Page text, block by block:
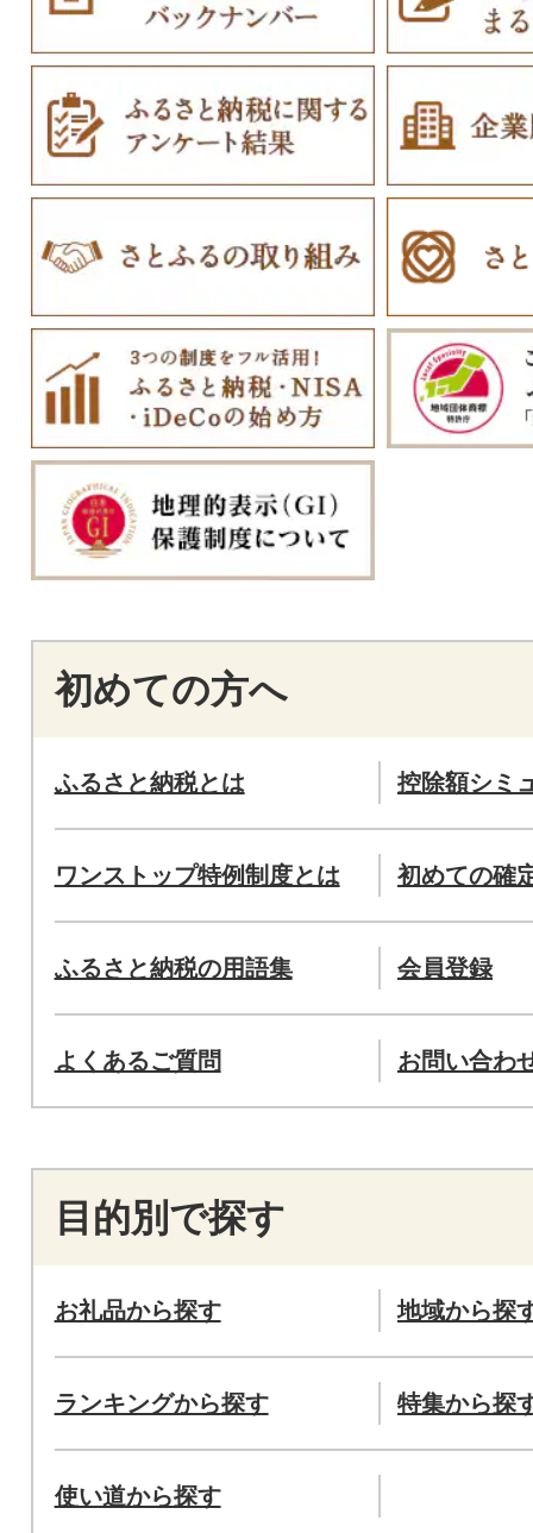
初めての方へ
ふるさと納税とは 控除額シミ
ワンストップ特例制度とは 初めての確
ふるさと納税の用語集 会員登録
よくあるご質問 お問い合わ
目的別で探す
お礼品から探す 地域から探
ランキングから探す 特集から探
使い道から探す